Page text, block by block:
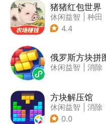
猪猪红包世界
休闲益智
种田
| 田园生活
4.4
俄罗斯方块拼
休闲益智 消除
方块解压馆
休闲益智
消除
0.0